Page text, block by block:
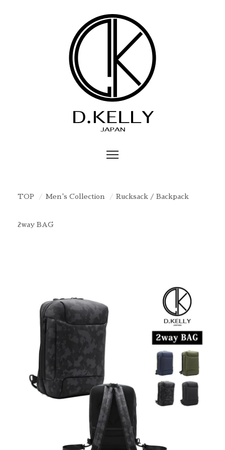
TOP Men's Collection Rucksack / Backpack
2way BAG